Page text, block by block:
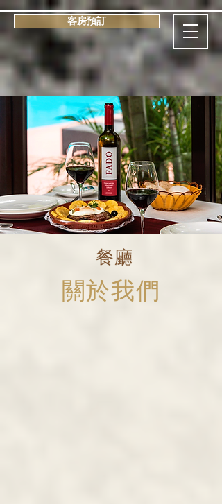
客房預訂
餐廳
​關於我們